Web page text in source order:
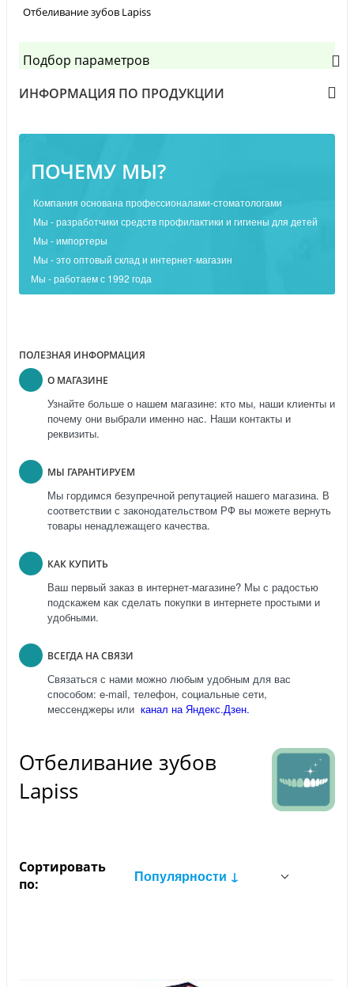
Отбеливание зубов Lapiss
Подбор параметров
ИНФОРМАЦИЯ ПО ПРОДУКЦИИ
ПОЧЕМУ МЫ?
Компания основана профессионалами-стоматологами
Мы - разработчики средств профилактики и гигиены для детей
Мы - импортеры
Мы - это оптовый склад и интернет-магазин
Мы - работаем с 1992 года
ПОЛЕЗНАЯ ИНФОРМАЦИЯ
О МАГАЗИНЕ
Узнайте больше о нашем магазине: кто мы, наши клиенты и
почему они выбрали именно нас. Наши контакты и
реквизиты.
МЫ ГАРАНТИРУЕМ
Мы гордимся безупречной репутацией нашего магазина. В
соответствии с законодательством РФ вы можете вернуть
товары ненадлежащего качества.
КАК КУПИТЬ
Ваш первый заказ в интернет-магазине? Мы с радостью
подскажем как сделать покупки в интернете простыми и
удобными.
ВСЕГДА НА СВЯЗИ
Связаться с нами можно любым удобным для вас
способом: e-mail, телефон, социальные сети,
мессенджеры или канал на Яндекс.Дзен.
Отбеливание зубов
Lapiss
Сортировать
по:
Популярности ↓